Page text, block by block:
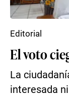
El voto
La
interesada
Editorial